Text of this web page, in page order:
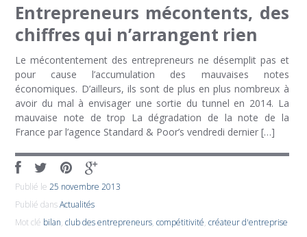
Entrepreneurs mécontents, des
chiffres qui n’arrangent rien
Le mécontentement des entrepreneurs ne désemplit pas et
pour cause l’accumulation des mauvaises notes
économiques. D’ailleurs, ils sont de plus en plus nombreux à
avoir du mal à envisager une sortie du tunnel en 2014. La
mauvaise note de trop La dégradation de la note de la
France par l’agence Standard & Poor’s vendredi dernier […]
Publié le25 novembre 2013
Publié dansActualités
Mot clé bilan,club des entrepreneurs,compétitivité,créateur d'entreprise